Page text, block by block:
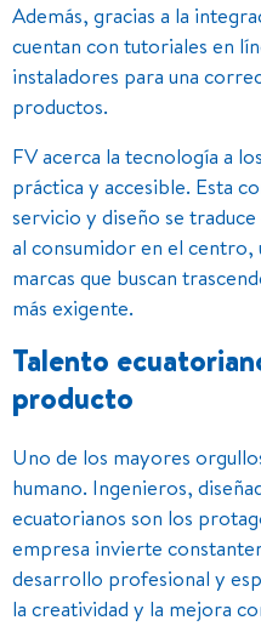
Además, gracias a la
cuentan con tutoriales en
instaladores para una
productos.
FV acerca la tecnología a
práctica y accesible. Esta
servicio y diseño se
al consumidor en el centro,
marcas que buscan
más exigente.
Talento
producto
Uno de los mayores
humano. Ingenieros,
ecuatorianos son los
empresa invierte
desarrollo profesional y
la creatividad y la mejora